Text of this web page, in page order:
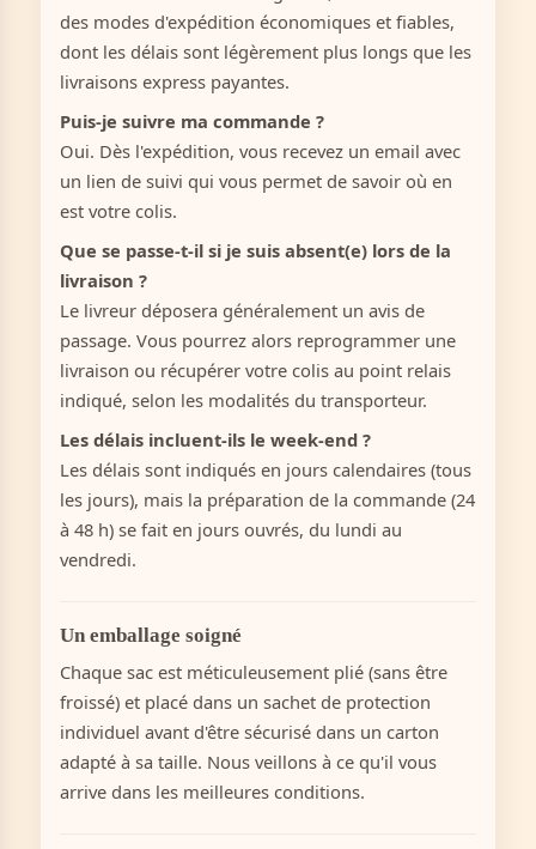
des modes d'expédition économiques et fiables,
dont les délais sont légèrement plus longs que les
livraisons express payantes.
Puis-je suivre ma commande ?
Oui. Dès l'expédition, vous recevez un email avec
un lien de suivi qui vous permet de savoir où en
est votre colis.
Que se passe-t-il si je suis absent(e) lors de la
livraison ?
Le livreur déposera généralement un avis de
passage. Vous pourrez alors reprogrammer une
livraison ou récupérer votre colis au point relais
indiqué, selon les modalités du transporteur.
Les délais incluent-ils le week-end ?
Les délais sont indiqués en jours calendaires (tous
les jours), mais la préparation de la commande (24
à 48 h) se fait en jours ouvrés, du lundi au
vendredi.
Un emballage soigné
Chaque sac est méticuleusement plié (sans être
froissé) et placé dans un sachet de protection
individuel avant d'être sécurisé dans un carton
adapté à sa taille. Nous veillons à ce qu'il vous
arrive dans les meilleures conditions.